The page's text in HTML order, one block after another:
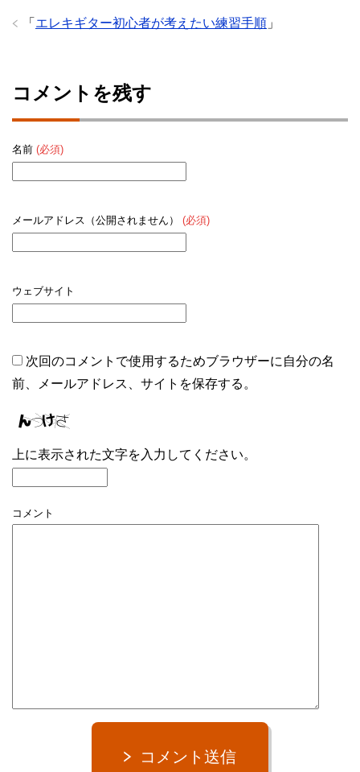
「 エレキギター初心者が考えたい練習手順 」
コメントを残す
名前 (必須)
メールアドレス（公開されません） (必須)
ウェブサイト
次回のコメントで使用するためブラウザーに自分の名
前、メールアドレス、サイトを保存する。
上に表示された文字を入力してください。
コメント
コメント送信